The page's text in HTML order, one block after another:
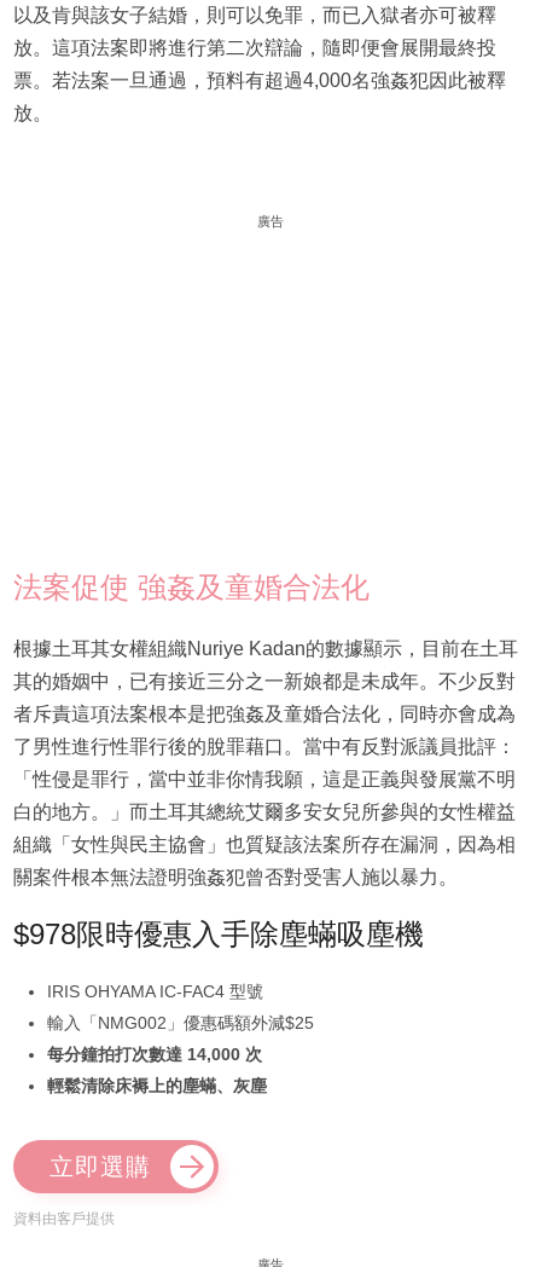
以及肯與該女子結婚，則可以免罪，而已入獄者亦可被釋
放。這項法案即將進行第二次辯論，隨即便會展開最終投
票。若法案一旦通過，預料有超過4,000名強姦犯因此被釋
放。
廣告
法案促使 強姦及童婚合法化
根據土耳其女權組織Nuriye Kadan的數據顯示，目前在土耳
其的婚姻中，已有接近三分之一新娘都是未成年。不少反對
者斥責這項法案根本是把強姦及童婚合法化，同時亦會成為
了男性進行性罪行後的脫罪藉口。當中有反對派議員批評：
「性侵是罪行，當中並非你情我願，這是正義與發展黨不明
白的地方。」而土耳其總統艾爾多安女兒所參與的女性權益
組織「女性與民主協會」也質疑該法案所存在漏洞，因為相
關案件根本無法證明強姦犯曾否對受害人施以暴力。
$978限時優惠入手除塵蟎吸塵機
IRIS OHYAMA IC-FAC4 型號
輸入「NMG002」優惠碼額外減$25
每分鐘拍打次數達 14,000 次
輕鬆清除床褥上的塵蟎、灰塵
立即選購
資料由客戶提供